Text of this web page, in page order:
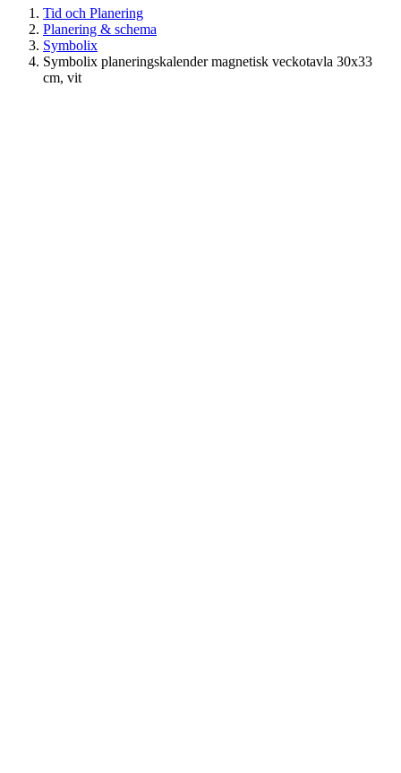
Tid och Planering
Planering & schema
Symbolix
Symbolix planeringskalender magnetisk veckotavla 30x33
cm, vit